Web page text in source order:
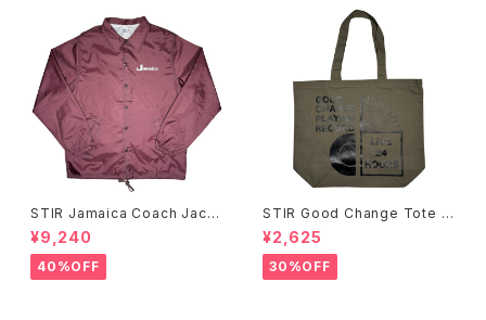
STIR Jamaica Coach Jack
et
¥9,240
40%OFF
STIR Good Change Tote B
ag
¥2,625
30%OFF